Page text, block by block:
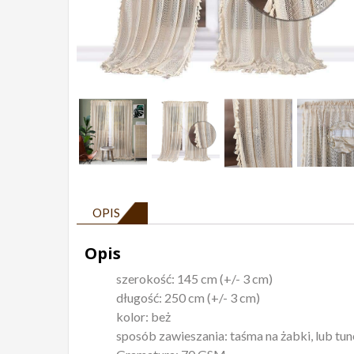
OPIS
Opis
szerokość: 145 cm (+/- 3 cm)
długość: 250 cm (+/- 3 cm)
kolor: beż
sposób zawieszania: taśma na żabki, lub